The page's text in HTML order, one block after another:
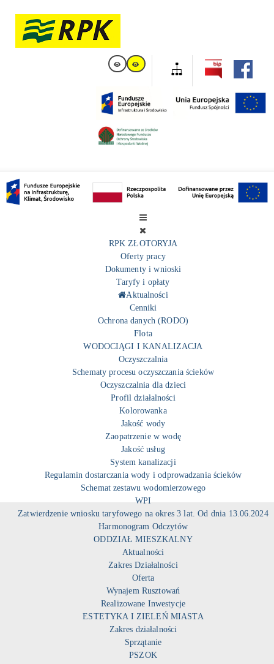
RPK ZŁOTORYJA
Oferty pracy
Dokumenty i wnioski
Taryfy i opłaty
Aktualności
Cenniki
Ochrona danych (RODO)
Flota
WODOCIĄGI I KANALIZACJA
Oczyszczalnia
Schematy procesu oczyszczania ścieków
Oczyszczalnia dla dzieci
Profil działalności
Kolorowanka
Jakość wody
Zaopatrzenie w wodę
Jakość usług
System kanalizacji
Regulamin dostarczania wody i odprowadzania ścieków
Schemat zestawu wodomierzowego
WPI
Zatwierdzenie wniosku taryfowego na okres 3 lat. Od dnia 13.06.2024
Harmonogram Odczytów
ODDZIAŁ MIESZKALNY
Aktualności
Zakres Działalności
Oferta
Wynajem Rusztowań
Realizowane Inwestycje
ESTETYKA I ZIELEŃ MIASTA
Zakres działalności
Sprzątanie
PSZOK